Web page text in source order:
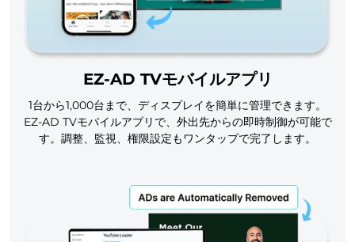
EZ-AD TVモバイルアプリ
1台から1,000台まで、ディスプレイを簡単に管理できます。
EZ-AD TVモバイルアプリで、外出先からの即時制御が可能で
す。調整、監視、権限設定もワンタップで完了します。